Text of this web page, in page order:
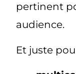
pertinent
audience.
Et juste